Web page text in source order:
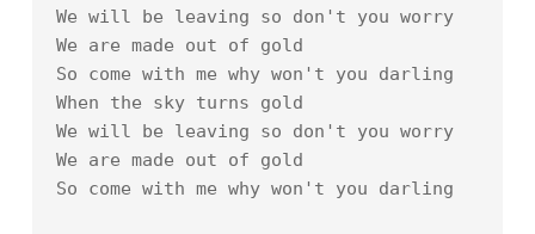
We will be leaving so don't you worry
We are made out of gold
So come with me why won't you darling
When the sky turns gold
We will be leaving so don't you worry
We are made out of gold
So come with me why won't you darling